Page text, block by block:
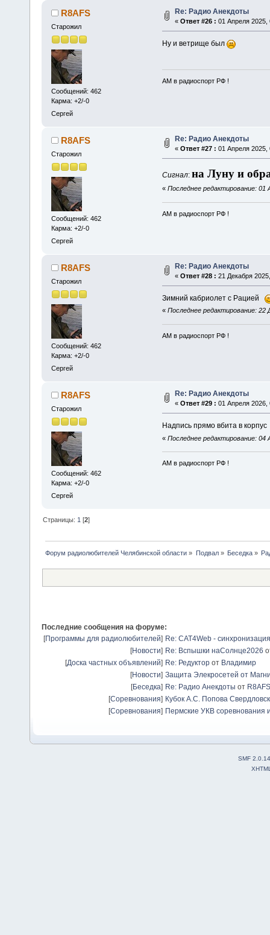
R8AFS
Старожил
Сообщений: 462
Карма: +2/-0
Сергей
Re: Радио Анекдоты
« Ответ #26 : 01 Апреля 2025,
Ну и ветрище был
АМ в радиоспорт РФ !
R8AFS
Старожил
Сообщений: 462
Карма: +2/-0
Сергей
Re: Радио Анекдоты
« Ответ #27 : 01 Апреля 2025,
Сигнал: на Луну и
« Последнее редактирование: 01
АМ в радиоспорт РФ !
R8AFS
Старожил
Сообщений: 462
Карма: +2/-0
Сергей
Re: Радио Анекдоты
« Ответ #28 : 21 Декабря
Зимний кабриолет с Рацией
« Последнее редактирование: 22
АМ в радиоспорт РФ !
R8AFS
Старожил
Сообщений: 462
Карма: +2/-0
Сергей
Re: Радио Анекдоты
« Ответ #29 : 01 Апреля 2026,
Надпись прямо вбита в корпус
« Последнее редактирование: 04
АМ в радиоспорт РФ !
Страницы: 1 [2]
Форум радиолюбителей Челябинской области » Подвал» Беседка»
Последние сообщения на форуме:
[Программы для радиолюбителей] Re: CAT4Web -
[Новости] Re: Вспышки наСолнце2026
[Доска частных объявлений] Re: Редуктор от Владимир
[Новости] Защита Элекросетей от
[Беседка] Re: Радио Анекдоты от R8AFS
[Соревнования] Кубок А.С. Попова
[Соревнования] Пермские УКВ соревнования
SMF 2.0.14